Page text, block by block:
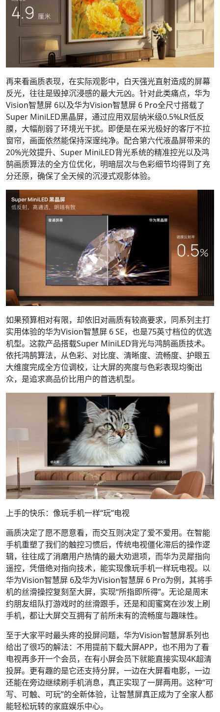
再来看画质表现，在实际观影中，白天强光直射造成的屏幕
反光，往往是毁掉沉浸感的最大元凶。针对此类痛点，华为
Vision智慧屏 6以及华为Vision智慧屏 6 Pro全尺寸搭载了
Super MiniLED黑晶屏，通过应用双层纳米级0.5%LR低反
膜，大幅削弱了环境光干扰。即便是在采光极好的客厅不拉
窗帘，画面依然能保持深邃纯净。配合第六代液晶屏带来的
20%光效提升、Super MiniLED背光系统的精准控光以及鸿
鹄画质算法的全方位优化，明暗层次与色彩细节均得到了充
分还原，确保了全天候的沉浸式观影体验。
如果预算相对有限，却依旧对画质有较高要求，同系列主打
实用体验的华为Vision智慧屏 6 SE，也是75英寸档位的优选
机型。这款产品搭载Super MiniLED背光与鸿鹄画质技术。
依托鸿鹄算法，从色彩、对比度、清晰度、流畅度、护眼五
大维度完成全方位调校，让大屏的亮度与色彩表现均衡出
众，是追求高品价比用户的首选机型。
上手的快乐：像玩手机一样“玩”电视
画质决定了愿不愿意看，而交互则决定了爱不爱用。在智能
手机重塑了我们的触控习惯后，传统电视僵化滞后的操作逻
辑，往往成了消磨用户热情的最大劝退项，而华为灵犀指向
遥控，凭借绝对指向技术，能实现像玩手机一样玩电视。以
华为Vision智慧屏 6及华为Vision智慧屏 6 Pro为例，其将手
机的丝滑操控复刻至大屏，实现“所指即所得”。无论是周末
约朋友组队打游戏时的丝滑跟手，还是和闺蜜窝在沙发上刷
手机，都让大屏交互拥有了前所未有的流畅度与趣味性。
至于大家平时最头疼的投屏问题，华为Vision智慧屏系列也
给出了很巧的解法：不用提前下载大屏APP，也不用为了看
电视再多开一个会员，在有小屏会员下就能直接实现4K超清
投屏。更有趣的是它还支持分屏，一边在大屏看电影，一边
还能在旁边继续刷手机消息，真正实现了一屏两用。这种“可
写、可触、可玩”的全新体验，让智慧屏真正成为了全家人都
能轻松玩转的家庭娱乐中心。